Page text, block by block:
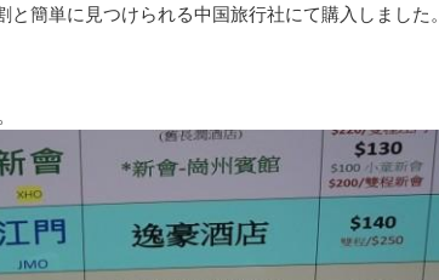
簡単に見つけられる中国旅行社にて購入しました。